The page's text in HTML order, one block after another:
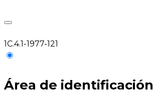
1C.4.1-1977-121
Área de identificación